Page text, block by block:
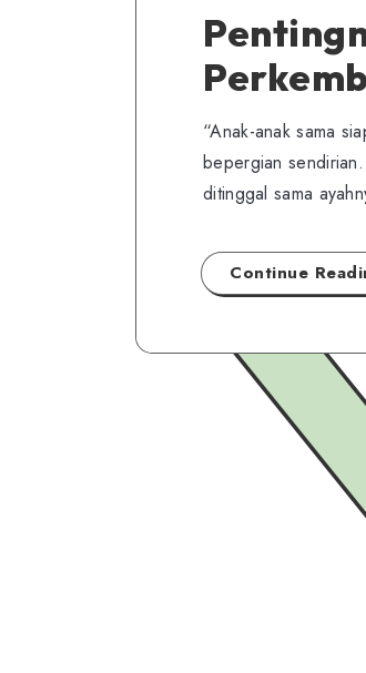
“Anak-anak sama
bepergian
ditinggal sama
Continue